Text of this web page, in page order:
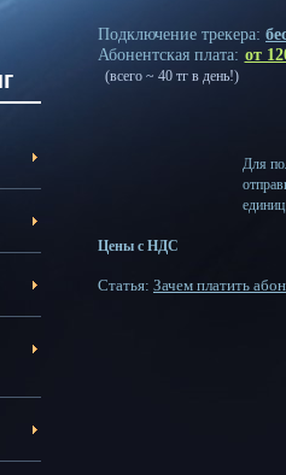
Подключение трекера:
Абонентская плата: от
(всего ~ 40 тг в день!)
Для
Цены с НДС
Статья: Зачем платить